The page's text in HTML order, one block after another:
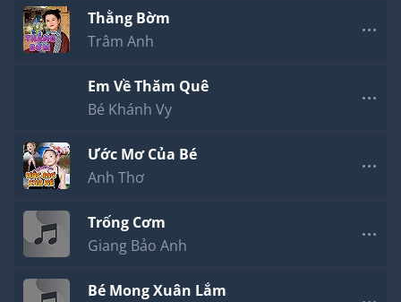
Thằng Bờm
Trâm Anh
Em Về Thăm Quê
Bé Khánh Vy
Ước Mơ Của Bé
Anh Thơ
Trống Cơm
Giang Bảo Anh
Bé Mong Xuân Lắm